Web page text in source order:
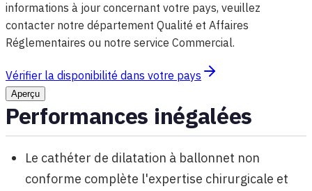
informations à jour concernant votre pays, veuillez
contacter notre département Qualité et Affaires
Réglementaires ou notre service Commercial.
Vérifier la disponibilité dans votre pays
Aperçu
Performances inégalées
Le cathéter de dilatation à ballonnet non
conforme complète l'expertise chirurgicale et